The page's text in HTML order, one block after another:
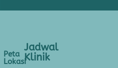
Peta
Lokasi
Jadwal
Klinik